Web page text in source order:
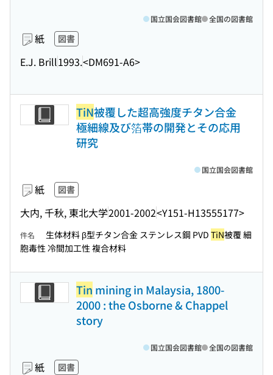
紙 図書
E.J. Brill1993.<DM691-A6>
国立国会図書館 全国の図書館
TiN被覆した超高強度チタン合金
極細線及び箔帯の開発とその応用
研究
紙 図書
大内, 千秋, 東北大学2001-2002<Y151-H13555177>
国立国会図書館
件名 生体材料 β型チタン合金 ステンレス鋼 PVD TiN被覆 細
胞毒性 冷間加工性 複合材料
Tin mining in Malaysia, 1800-
2000 : the Osborne & Chappel
story
紙 図書
国立国会図書館 全国の図書館